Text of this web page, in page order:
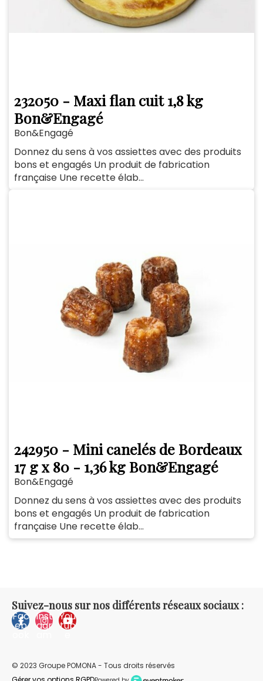
232050 - Maxi flan cuit 1,8 kg
Bon&Engagé
Bon&Engagé
Donnez du sens à vos assiettes avec des produits
bons et engagés Un produit de fabrication
française Une recette élab...
242950 - Mini canelés de Bordeaux
17 g x 80 - 1,36 kg Bon&Engagé
Bon&Engagé
Donnez du sens à vos assiettes avec des produits
bons et engagés Un produit de fabrication
française Une recette élab...
Suivez-nous sur nos différents réseaux sociaux :
Fac
eb
Inst
agr
You
tub
© 2023 Groupe POMONA - Tous droits réservés